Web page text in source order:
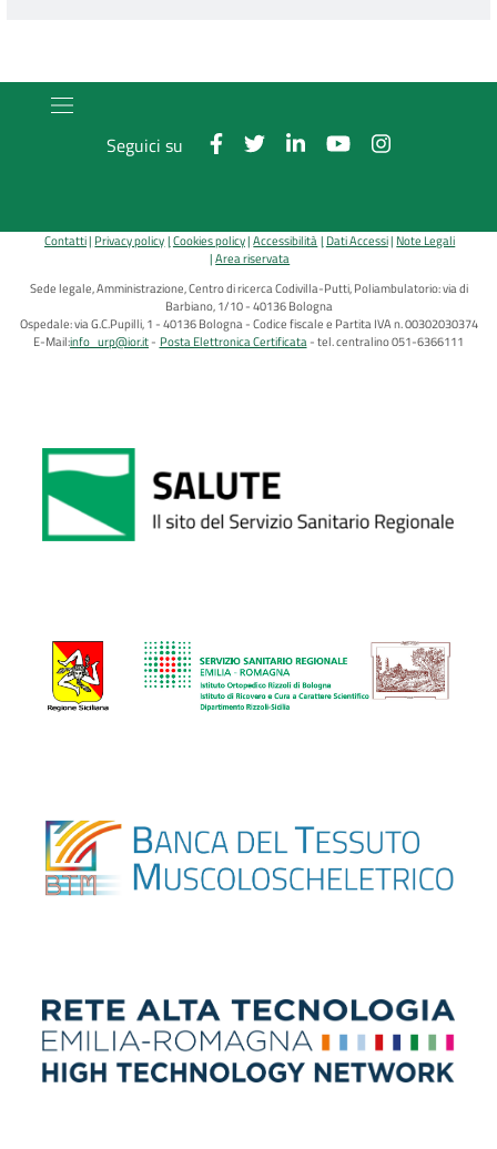
Seguici su
Contatti Privacy policy Cookies policy Accessibilità Dati Accessi Note Legali
Area riservata
Sede legale, Amministrazione, Centro di ricerca Codivilla-Putti, Poliambulatorio: via di
Barbiano, 1/10 - 40136 Bologna
Ospedale: via G.C.Pupilli, 1 - 40136 Bologna - Codice fiscale e Partita IVA n. 00302030374
E-Mail:info_urp@ior.it Posta Elettronica Certificata tel. centralino 051-6366111